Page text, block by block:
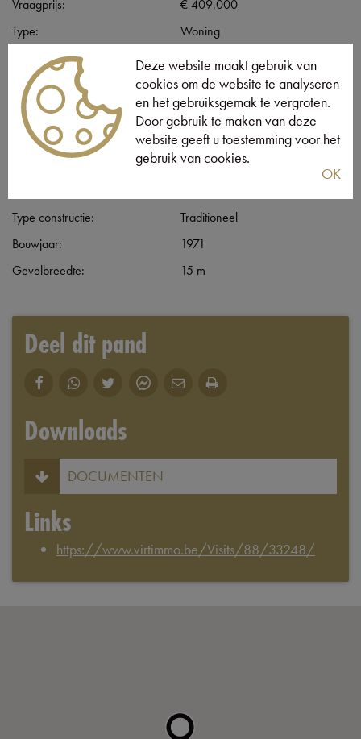
Vraagprijs:
€ 409.000
Type:
Woning
Beschikbaar vanaf:
Bij akte
Perceeloppervlakte:
1.710 m²
Perceelbreedte:
37 m
Perceeldiepte:
70 m
130 m²
Type constructie:
Traditioneel
Bouwjaar:
1971
Gevelbreedte:
15 m
Deel dit pand
Downloads
DOCUMENTEN
Links
https://www.virtimmo.be/Visits/88/33248/
Deze website maakt gebruik van
cookies om de website te analyseren
en het gebruiksgemak te vergroten.
Door gebruik te maken van deze
website geeft u toestemming voor het
gebruik van cookies.
OK